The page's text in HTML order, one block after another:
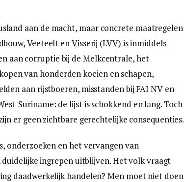
aan de macht, maar concrete maatregelen
Veeteelt en Visserij (LVV) is inmiddels
aan corruptie bij de Melkcentrale, het
van honderden koeien en schapen,
aan rijstboeren, misstanden bij FAI NV en
Suriname: de lijst is schokkend en lang. Toch
er geen zichtbare gerechtelijke consequenties.
onderzoeken en het vervangen van
ingrepen uitblijven. Het volk vraagt
daadwerkelijk handelen? Men moet niet doen